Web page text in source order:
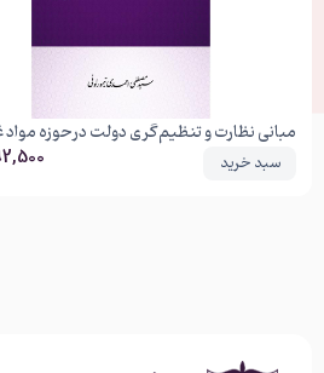
مبانی نظارت و تنظیم‌گری دولت در حوزه مواد
سبد خرید